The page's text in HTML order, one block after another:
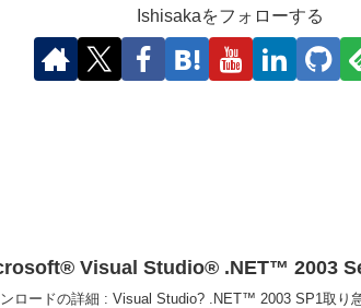
Ishisakaをフォローする
Visual Studio® .NET™ 2003
ロードの詳細 : Visual Studio? .NET™ 2003 SP1取り